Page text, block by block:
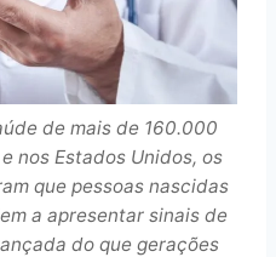
de mais de 160.000
nos Estados Unidos, os
que pessoas nascidas
a apresentar sinais de
do que gerações